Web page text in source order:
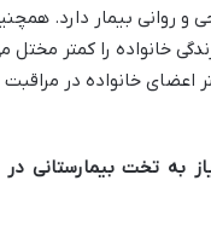
و روانی بیمار دارد.
خانواده را کمتر مختل
خانواده در مراقبت
به تخت بیمارستانی